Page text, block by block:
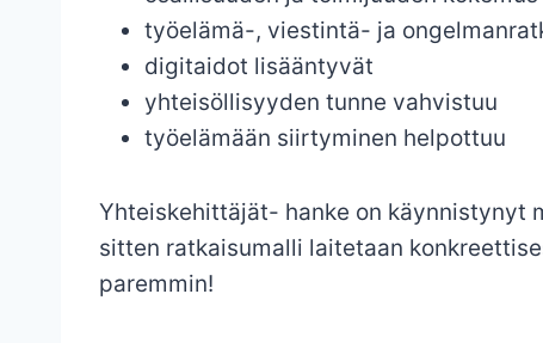
työelämä-, viestintä- ja
digitaidot lisääntyvät
yhteisöllisyyden tunne vahvistuu
työelämään siirtyminen helpottuu
Yhteiskehittäjät- hanke on käynnistynyt
sitten ratkaisumalli laitetaan
paremmin!